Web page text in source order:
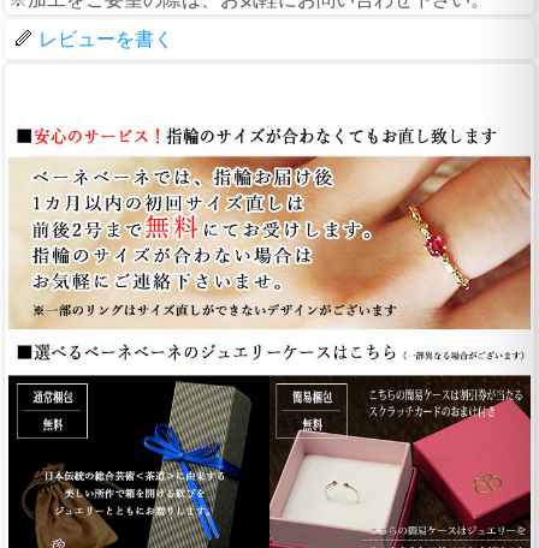
レビューを書く